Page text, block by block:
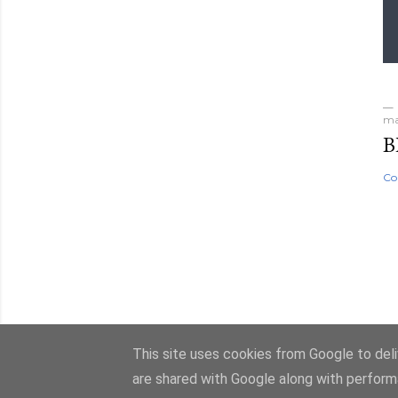
This site uses cookies from Google to
are shared with Google along with